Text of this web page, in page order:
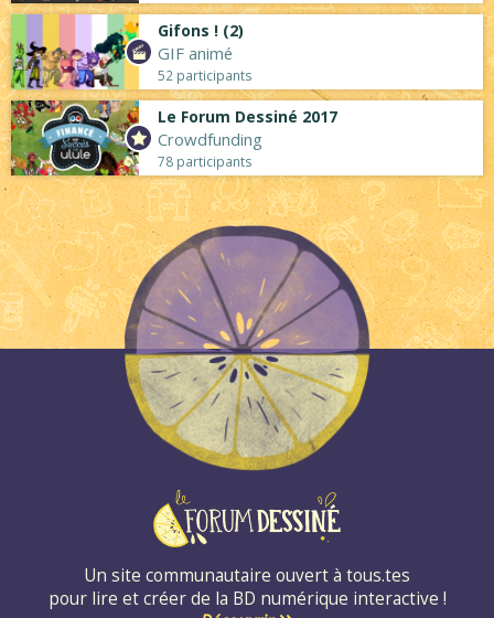
Gifons ! (2)
GIF animé
52 participants
Le Forum Dessiné 2017
Crowdfunding
78 participants
Un site communautaire ouvert à tous.tes
pour lire et créer de la BD numérique interactive !